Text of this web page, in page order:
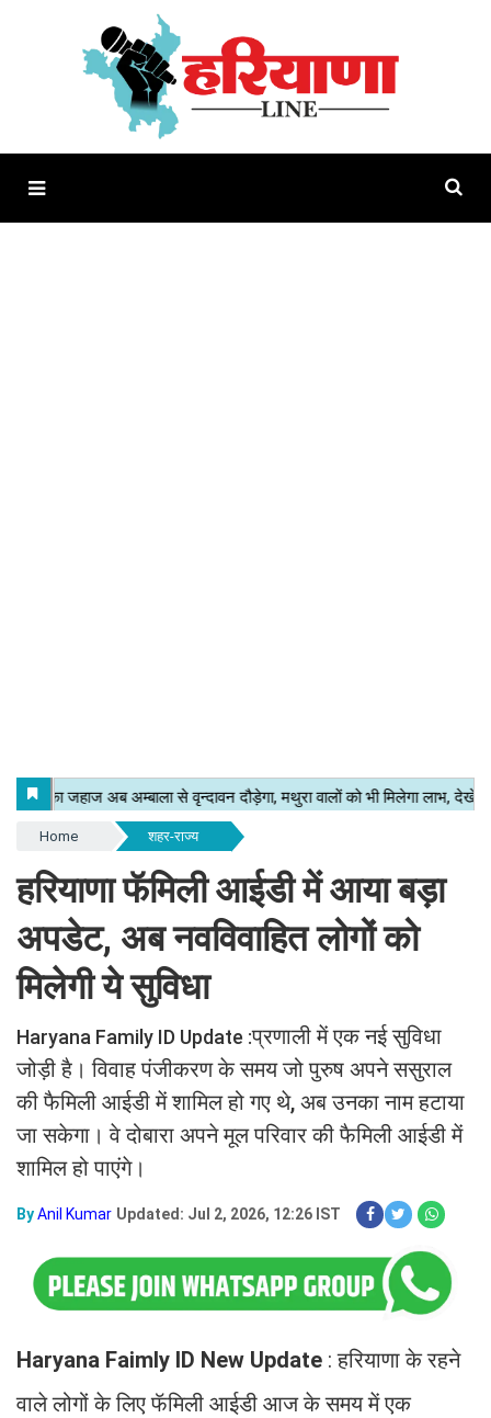
Home शहर-राज्य
हरियाणा फॅमिली आईडी में आया बड़ा
अपडेट, अब नवविवाहित लोगों को
मिलेगी ये सुविधा
Haryana Family ID Update :प्रणाली में एक नई सुविधा
जोड़ी है। विवाह पंजीकरण के समय जो पुरुष अपने ससुराल
की फैमिली आईडी में शामिल हो गए थे, अब उनका नाम हटाया
जा सकेगा। वे दोबारा अपने मूल परिवार की फैमिली आईडी में
शामिल हो पाएंगे।
ByAnil Kumar Updated: Jul 2, 2026, 12:26 IST
Haryana Faimly ID New Update : हरियाणा के रहने
वाले लोगों के लिए फॅमिली आईडी आज के समय में एक